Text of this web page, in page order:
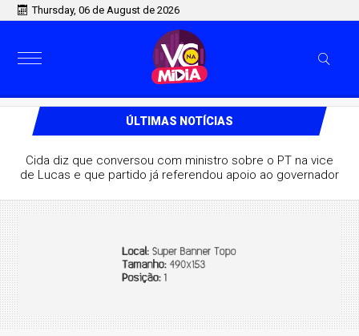
Thursday, 06 de August de 2026
ÚLTIMAS NOTÍCIAS
Cida diz que conversou com ministro sobre o PT na vice
de Lucas e que partido já referendou apoio ao governador